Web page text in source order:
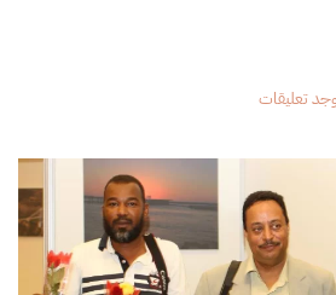
تعليقاتعلى
الفوتوغرافي
الشخصي
للمصور
الراحل
خالد
سلامة.